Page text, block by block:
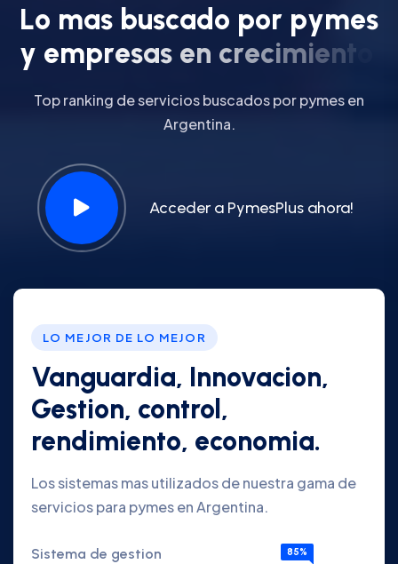
Lo mas buscado por pymes
y empresas en crecimient
Top ranking de servicios buscados por pymes en
Argentina.
Acceder a PymesPlus ahora!
LO MEJOR DE LO MEJOR
Vanguardia, Innovacion,
Gestion, control,
rendimiento, economia.
Los sistemas mas utilizados de nuestra gama de
servicios para pymes en Argentina.
Sistema de gestion 85%